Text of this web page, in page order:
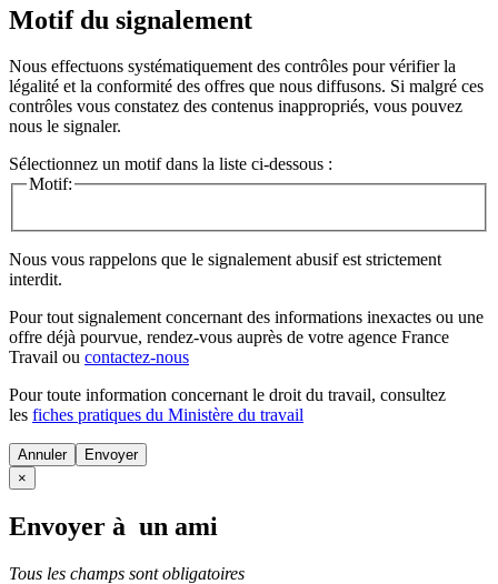
Motif du signalement
Nous effectuons systématiquement des contrôles pour vérifier la
légalité et la conformité des offres que nous diffusons. Si malgré ces
contrôles vous constatez des contenus inappropriés, vous pouvez
nous le signaler.
Sélectionnez un motif dans la liste ci-dessous :
Motif:
Nous vous rappelons que le signalement abusif est strictement
interdit.
Pour tout signalement concernant des informations inexactes ou une
offre déjà pourvue, rendez-vous auprès de votre agence France
Travail ou contactez-nous
Pour toute information concernant le droit du travail, consultez
les fiches pratiques du Ministère du travail
Annuler
×
Envoyer à un ami
Tous les champs sont obligatoires